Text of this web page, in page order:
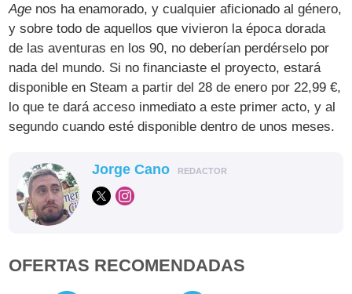
Age nos ha enamorado, y cualquier aficionado al género,
y sobre todo de aquellos que vivieron la época dorada
de las aventuras en los 90, no deberían perdérselo por
nada del mundo. Si no financiaste el proyecto, estará
disponible en Steam a partir del 28 de enero por 22,99 €,
lo que te dará acceso inmediato a este primer acto, y al
segundo cuando esté disponible dentro de unos meses.
Jorge Cano REDACTOR
OFERTAS RECOMENDADAS